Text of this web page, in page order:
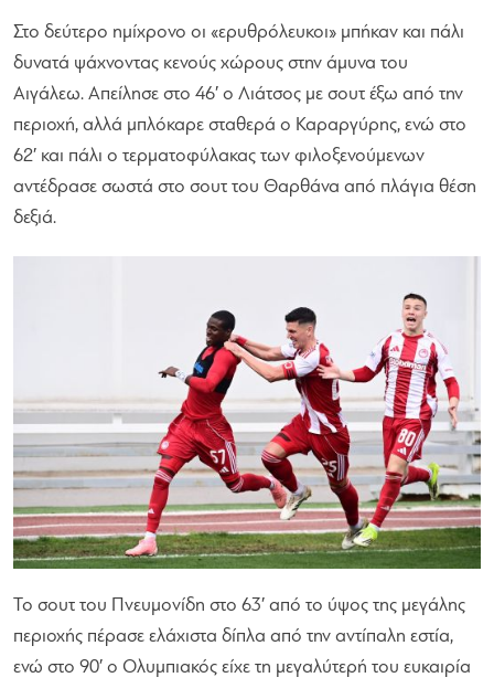
Στο δεύτερο ημίχρονο οι «ερυθρόλευκοι» μπήκαν και πάλι
δυνατά ψάχνοντας κενούς χώρους στην άμυνα του
Αιγάλεω. Απείλησε στο 46′ ο Λιάτσος με σουτ έξω από την
περιοχή, αλλά μπλόκαρε σταθερά ο Καραργύρης, ενώ στο
62′ και πάλι ο τερματοφύλακας των φιλοξενούμενων
αντέδρασε σωστά στο σουτ του Θαρθάνα από πλάγια θέση
δεξιά.
Το σουτ του Πνευμονίδη στο 63′ από το ύψος της μεγάλης
περιοχής πέρασε ελάχιστα δίπλα από την αντίπαλη εστία,
ενώ στο 90′ ο Ολυμπιακός είχε τη μεγαλύτερή του ευκαιρία